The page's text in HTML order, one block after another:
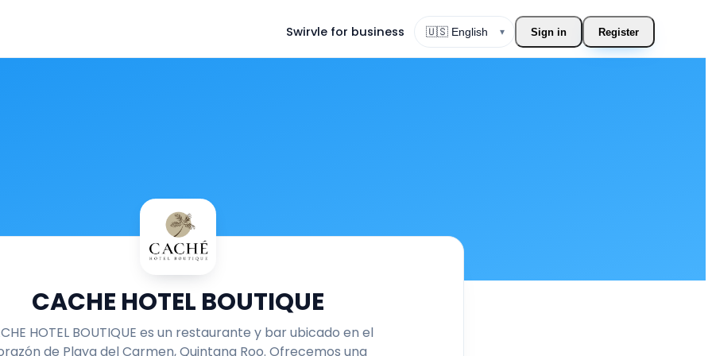
Swirvle for business Change language
▾ Sign in Register
CACHE HOTEL BOUTIQUE
HOTEL BOUTIQUE es un restaurante y bar ubicado en el
de Playa del Carmen, Quintana Roo. Ofrecemos una